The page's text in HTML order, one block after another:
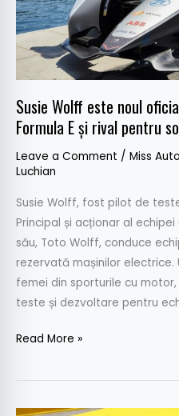
Susie Wolff este noul
Formula E și rival pentru
Leave a Comment / Miss Auto
Luchian
Susie Wolff, fost pilot de
Principal și acționar al echipei
său, Toto Wolff, conduce
rezervată mașinilor
femei din sporturile cu
teste și dezvoltare pentru
Venturi
din
Formula
rival
pentru
soțul
de
Mercedes
Read More »